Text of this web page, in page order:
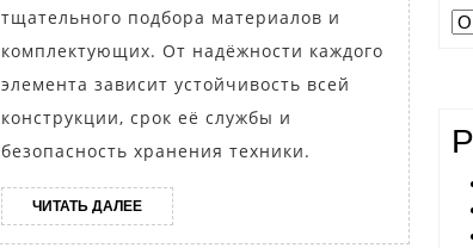
ангара
для
тщательного подбора материалов и
комплектующих. От надёжности каждого
элемента зависит устойчивость всей
конструкции, срок её службы и
безопасность хранения техники.
ЧИТАТЬ ДАЛЕЕЧИТАТЬ
ДАЛЕЕ